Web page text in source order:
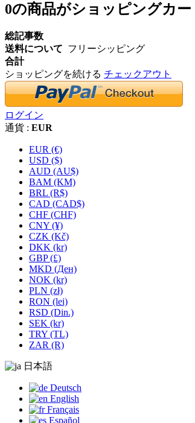
0の商品がショッピングカ
総記事数
送料について フリーシッピング
合計
ショッピングを続ける チェックアウト
ログイン
通貨 : EUR
EUR (€)
USD ($)
AUD (AU$)
BAM (KM)
BRL (R$)
CAD (CAD$)
CHF (CHF)
CNY (¥)
CZK (Kč)
DKK (kr)
GBP (£)
MKD (Ден)
NOK (kr)
PLN (zł)
RON (lei)
RSD (Din.)
SEK (kr)
TRY (TL)
ZAR (R)
日本語
Deutsch
English
Français
Español